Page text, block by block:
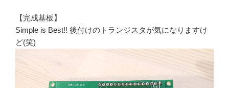
【完成基板】
Simple is Best!! 後付けのトランジスタが気になりますけ
ど(笑)